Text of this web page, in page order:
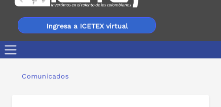
Ingresa a ICETEX virtual
Comunicados